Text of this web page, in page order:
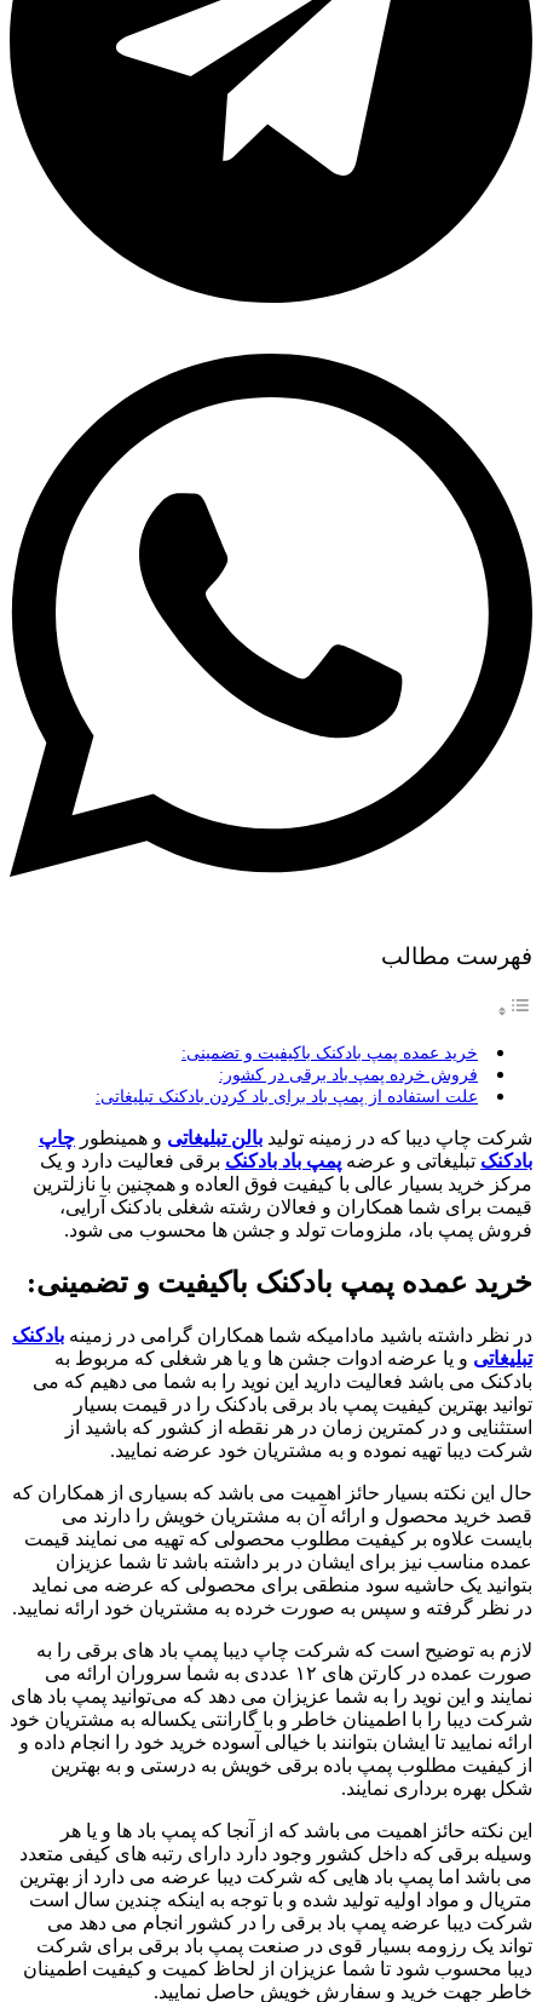
فهرست مطالب
خرید عمده پمپ بادکنک باکیفیت و تضمینی:
فروش خرده پمپ باد برقی در کشور:
علت استفاده از پمپ باد برای باد کردن بادکنک تبلیغاتی:
شرکت چاپ دیبا که در زمینه تولید بالن تبلیغاتی و همینطور چاپ
بادکنک تبلیغاتی و عرضه پمپ باد بادکنک برقی فعالیت دارد و یک
مرکز خرید بسیار عالی با کیفیت فوق العاده و همچنین با نازلترین
قیمت برای شما همکاران و فعالان رشته شغلی بادکنک آرایی،
فروش پمپ باد، ملزومات تولد و جشن ها محسوب می شود.
خرید عمده پمپ بادکنک باکیفیت و تضمینی:
در نظر داشته باشید مادامیکه شما همکاران گرامی در زمینه بادکنک
تبلیغاتی و یا عرضه ادوات جشن ها و یا هر شغلی که مربوط به
بادکنک می باشد فعالیت دارید این نوید را به شما می دهیم که می
توانید بهترین کیفیت پمپ باد برقی بادکنک را در قیمت بسیار
استثنایی و در کمترین زمان در هر نقطه از کشور که باشید از
شرکت دیبا تهیه نموده و به مشتریان خود عرضه نمایید.
حال این نکته بسیار حائز اهمیت می باشد که بسیاری از همکاران که
قصد خرید محصول و ارائه آن به مشتریان خویش را دارند می
بایست علاوه بر کیفیت مطلوب محصولی که تهیه می نمایند قیمت
عمده مناسب نیز برای ایشان در بر داشته باشد تا شما عزیزان
بتوانید یک حاشیه سود منطقی برای محصولی که عرضه می نماید
در نظر گرفته و سپس به صورت خرده به مشتریان خود ارائه نمایید.
لازم به توضیح است که شرکت چاپ دیبا پمپ باد های برقی را به
صورت عمده در کارتن های ۱۲ عددی به شما سروران ارائه می
نمایند و این نوید را به شما عزیزان می دهد که می‌توانید پمپ باد های
شرکت دیبا را با اطمینان خاطر و با گارانتی یکساله به مشتریان خود
ارائه نمایید تا ایشان بتوانند با خیالی آسوده خرید خود را انجام داده و
از کیفیت مطلوب پمپ باده برقی خویش به درستی و به بهترین
شکل بهره برداری نمایند.
این نکته حائز اهمیت می باشد که از آنجا که پمپ باد ها و یا هر
وسیله برقی که داخل کشور وجود دارد دارای رتبه های کیفی متعدد
می باشد اما پمپ باد هایی که شرکت دیبا عرضه می دارد از بهترین
متریال و مواد اولیه تولید شده و با توجه به اینکه چندین سال است
شرکت دیبا عرضه پمپ باد برقی را در کشور انجام می دهد می
تواند یک رزومه بسیار قوی در صنعت پمپ باد برقی برای شرکت
دیبا محسوب شود تا شما عزیزان از لحاظ کمیت و کیفیت اطمینان
خاطر جهت خرید و سفارش خویش حاصل نمایید.